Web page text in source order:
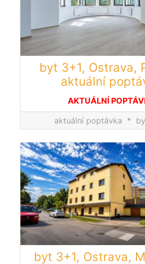
byt 3+1, Ostrava,
aktuální
AKTUÁLNÍ
aktuální poptávka *
byt 3+1, Ostrava,